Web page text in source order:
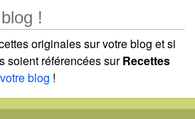
!
originales sur votre blog et si
soient référencées surRecettes
blog !